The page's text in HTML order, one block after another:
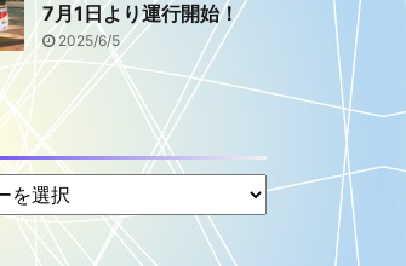
7月1日より運行開始！
2025/6/5